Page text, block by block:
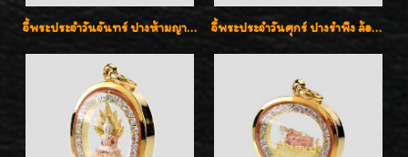
จี้พระประจำวันจันทร์ ปางห้ามญาติ ล้อมเพชรสวิส เลี่ยมกรอบทองแท้90%ค่ะ จี้พระประจำวันศุกร์ ปางรำพึง ล้อมเพชรสวิส เลี่ยมกรอบทองแท้90%ค่ะ